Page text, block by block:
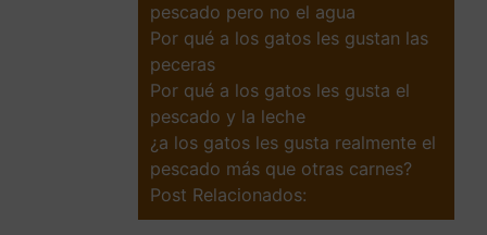
pescado pero no el agua
Por qué a los gatos les gustan las
peceras
Por qué a los gatos les gusta el
pescado y la leche
¿a los gatos les gusta realmente el
pescado más que otras carnes?
Post Relacionados: